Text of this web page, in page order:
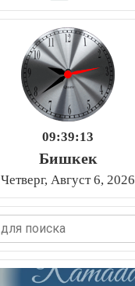
09:39:14
Бишкек
Четверг, Август 6, 2026